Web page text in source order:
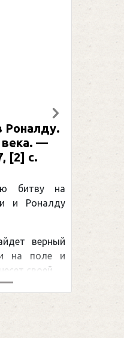
Роналду.
века. —
[2] с.
битву на
и Роналду
верный
на поле и
своей ...
Следующий